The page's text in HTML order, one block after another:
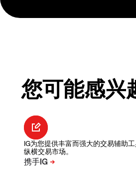
您可能感
IG为您提供丰富而强大的交易辅助
纵横交易市场。